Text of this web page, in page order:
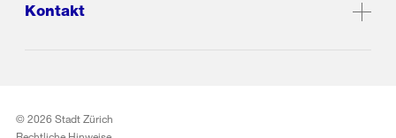
Kontakt
© 2026 Stadt Zürich